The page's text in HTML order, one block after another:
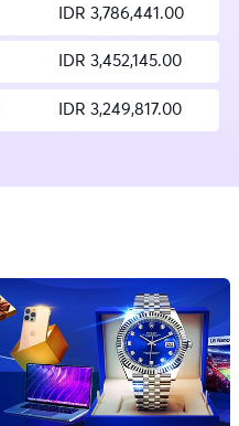
IDR 3,786,441.00
IDR 3,452,145.00
IDR 3,249,817.00